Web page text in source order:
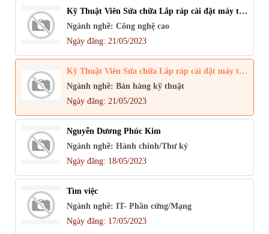
Kỹ Thuật Viên Sửa chữa Lắp ráp cài đặt máy tính
Ngành nghề: Công nghệ cao
Ngày đăng: 21/05/2023
Kỹ Thuật Viên Sửa chữa Lắp ráp cài đặt máy tính
Ngành nghề: Bán hàng kỹ thuật
Ngày đăng: 21/05/2023
Nguyễn Dương Phúc Kim
Ngành nghề: Hành chính/Thư ký
Ngày đăng: 18/05/2023
Tìm việc
Ngành nghề: IT- Phần cứng/Mạng
Ngày đăng: 17/05/2023